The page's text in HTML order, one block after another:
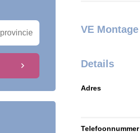
VE Montage
Details
Adres
Telefoonnummer